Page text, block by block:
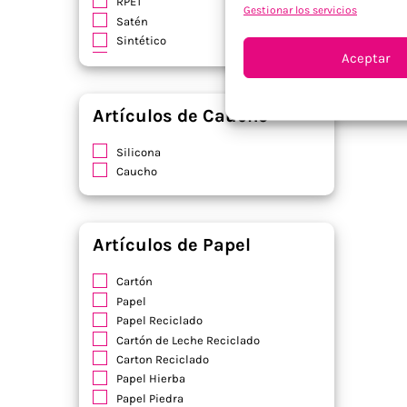
Gestionar los servicios
Aceptar
Satén
Sintético
Yute / Algodón
Artículos de Caucho
Silicona
Caucho
Artículos de Papel
Cartón
Papel
Papel Reciclado
Cartón de Leche Reciclado
Carton Reciclado
Papel Hierba
Papel Piedra